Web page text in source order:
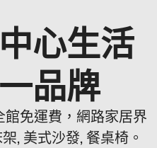
心生活
品牌
免運費，網路家居界
, 美式沙發, 餐桌椅。